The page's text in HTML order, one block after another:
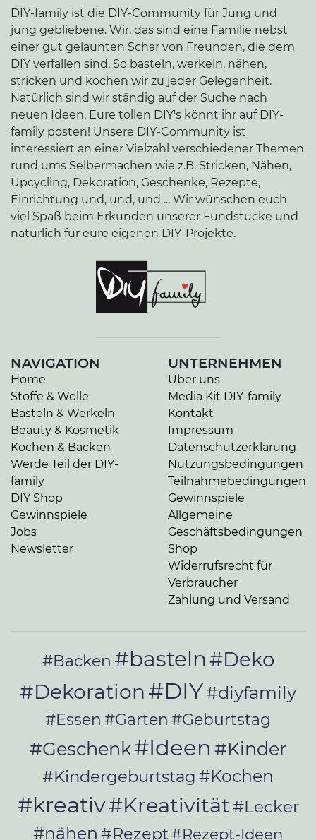
DIY-family ist die DIY-Community für Jung und
jung gebliebene. Wir, das sind eine Familie nebst
einer gut gelaunten Schar von Freunden, die dem
DIY verfallen sind. So basteln, werkeln, nähen,
stricken und kochen wir zu jeder Gelegenheit.
Natürlich sind wir ständig auf der Suche nach
neuen Ideen. Eure tollen DIY's könnt ihr auf DIY-
family posten! Unsere DIY-Community ist
interessiert an einer Vielzahl verschiedener Themen
rund ums Selbermachen wie z.B. Stricken, Nähen,
Upcycling, Dekoration, Geschenke, Rezepte,
Einrichtung und, und, und ... Wir wünschen euch
viel Spaß beim Erkunden unserer Fundstücke und
natürlich für eure eigenen DIY-Projekte.
NAVIGATION
Home
Stoffe & Wolle
Basteln & Werkeln
Beauty & Kosmetik
Kochen & Backen
Werde Teil der DIY-
family
DIY Shop
Gewinnspiele
Jobs
Newsletter
UNTERNEHMEN
Über uns
Media Kit DIY-family
Kontakt
Impressum
Datenschutzerklärung
Nutzungsbedingungen
Teilnahmebedingungen
Gewinnspiele
Allgemeine
Geschäftsbedingungen
Shop
Widerrufsrecht für
Verbraucher
Zahlung und Versand
#Backen #basteln#Deko
#Dekoration #DIY#diyfamily
#Essen #Garten #Geburtstag
#Geschenk#Ideen #Kinder
#Kindergeburtstag #Kochen
#kreativ#Kreativität#Lecker
#nähen #Rezept#Rezept-Ideen